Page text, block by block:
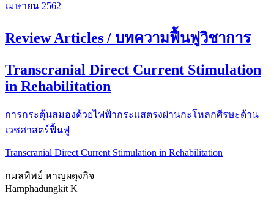
เมษายน 2562
Review Articles / บทความฟื้นฟูวิชาการ
Transcranial Direct Current Stimulation
in Rehabilitation
การกระตุ้นสมองด้วยไฟฟ้ากระแสตรงผ่านกะโหลกศีรษะด้าน
เวชศาสตร์ฟื้นฟู
Transcranial Direct Current Stimulation in Rehabilitation
กมลทิพย์ หาญผดุงกิจ
Harnphadungkit K